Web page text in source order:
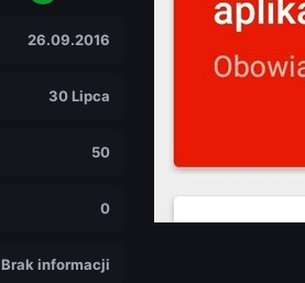
26.09.2016
30 Lipca
50
0
Brak informacji